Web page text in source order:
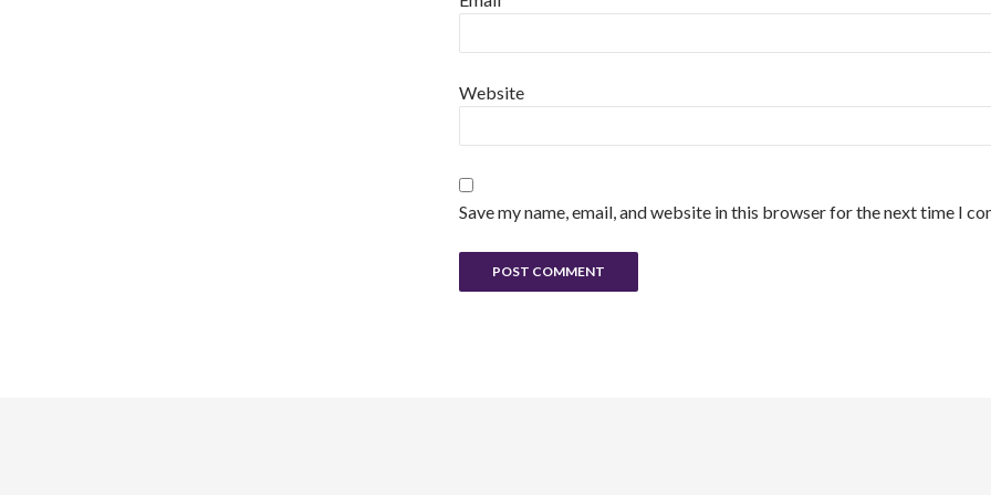
Website
Save my name, email, and website in this browser for the next time I